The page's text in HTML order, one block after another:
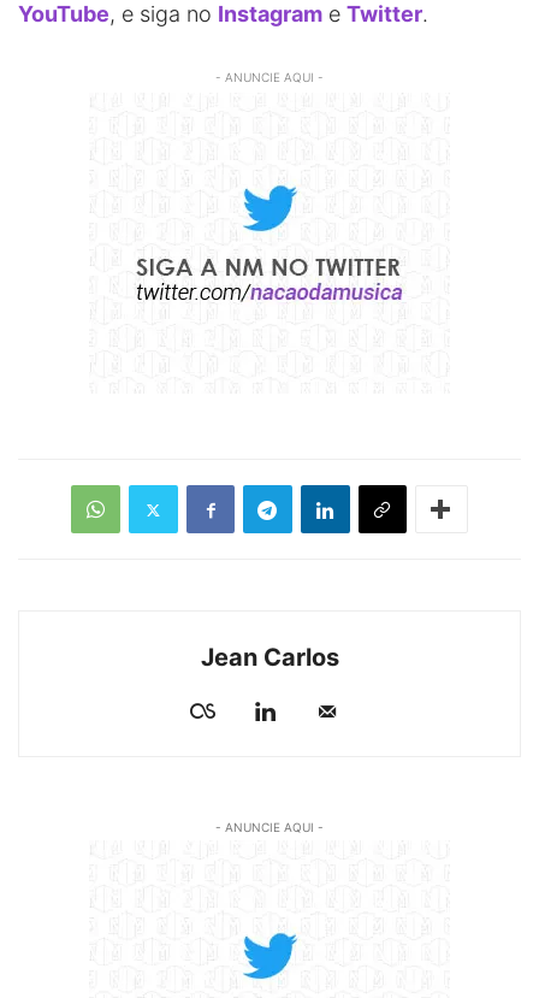
YouTube, e siga no Instagram e Twitter.
- ANUNCIE AQUI -
Jean Carlos
- ANUNCIE AQUI -